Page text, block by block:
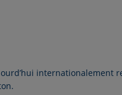
internationalement
.